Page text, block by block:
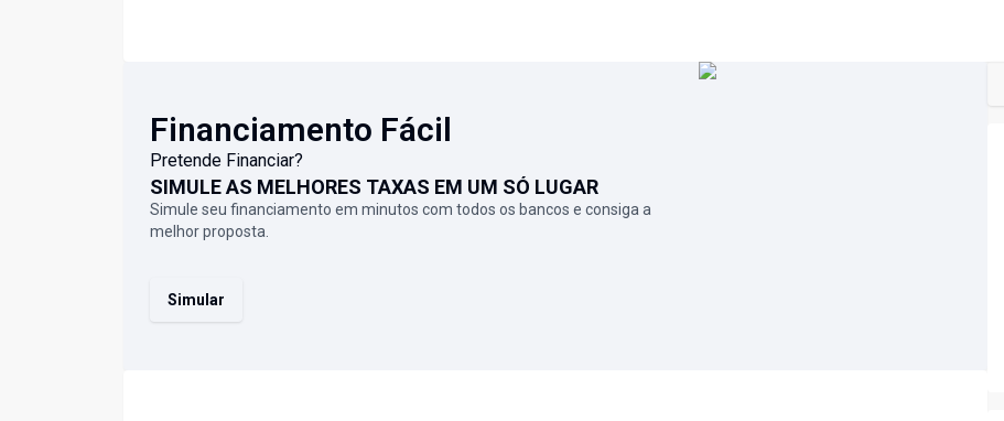
Financiamento Fácil
Pretende Financiar?
SIMULE AS MELHORES TAXAS EM UM SÓ LUGAR
Simule seu financiamento em minutos com todos os bancos e consiga a
melhor proposta.
Simular